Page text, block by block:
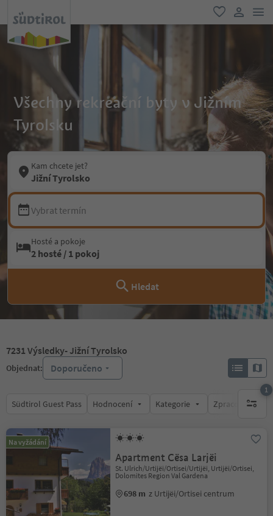
oblíbené
Všechny rekreační byty v Jižním
Tyrolsku
Kam chcete jet?
Jižní Tyrolsko
Vybrat termín
Hosté a pokoje
2 hosté / 1 pokoj
Hledat
7231 Výsledky- Jižní Tyrolsko
Objednat: Doporučeno
Südtirol Guest Pass Hodnocení Kategorie Zpracovává
1
1
Na vyžádání
Apartment Cësa Larjëi
St. Ulrich/Urtijëi/Ortisei/Urtijëi, Urtijëi/Ortisei,
Dolomites Region Val Gardena
698 m z Urtijëi/Ortisei centrum